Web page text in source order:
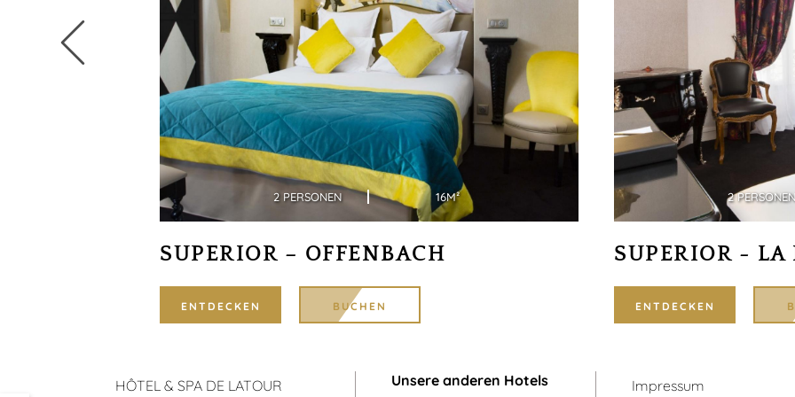
2 PERSONEN 16M²
SUPERIOR – OFFENBACH
ENTDECKEN BUCHEN
2 PERSONEN
SUPERIOR - LA
ENTDECKEN
HÔTEL & SPA DE LATOUR Unsere anderen Hotels Impressum